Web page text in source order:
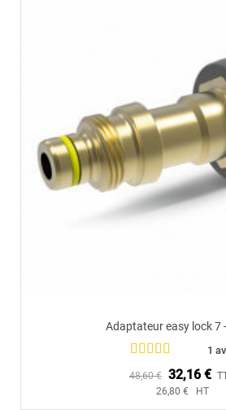
Adaptateur easy lock 7
1
48,60 € 32,16 €
26,80 € HT